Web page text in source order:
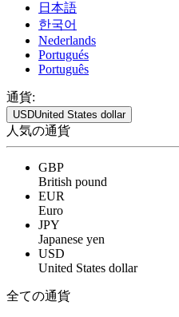
日本語
한국어
Nederlands
Portugués
Português
通貨:
USDUnited States dollar
人気の通貨
GBP
British pound
EUR
Euro
JPY
Japanese yen
USD
United States dollar
全ての通貨